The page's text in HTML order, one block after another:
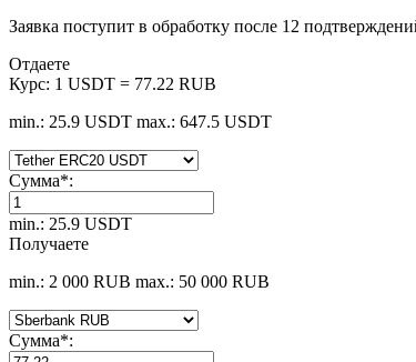
Заявка поступит в обработку после 12
Отдаете
Курс: 1 USDT = 77.22 RUB
min.: 25.9 USDT max.: 647.5 USDT
Сумма*:
min.: 25.9 USDT
Получаете
min.: 2 000 RUB max.: 50 000 RUB
Сумма*: